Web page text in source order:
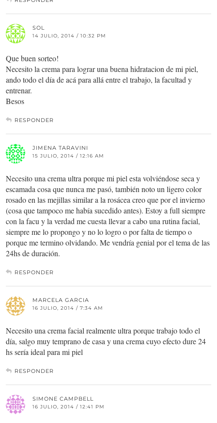
SOL
14 JULIO, 2014 / 10:32 PM
Que buen sorteo!
Necesito la crema para lograr una buena hidratacion de mi piel,
ando todo el día de acá para allá entre el trabajo, la facultad y
entrenar.
Besos
RESPONDER
JIMENA TARAVINI
15 JULIO, 2014 / 12:16 AM
Necesito una crema ultra porque mi piel esta volviéndose seca y
escamada cosa que nunca me pasó, también noto un ligero color
rosado en las mejillas similar a la rosácea creo que por el invierno
(cosa que tampoco me había sucedido antes). Estoy a full siempre
con la facu y la verdad me cuesta llevar a cabo una rutina facial,
siempre me lo propongo y no lo logro o por falta de tiempo o
porque me termino olvidando. Me vendría genial por el tema de las
24hs de duración.
RESPONDER
MARCELA GARCIA
16 JULIO, 2014 / 7:34 AM
Necesito una crema facial realmente ultra porque trabajo todo el
día, salgo muy temprano de casa y una crema cuyo efecto dure 24
hs sería ideal para mi piel
RESPONDER
SIMONE CAMPBELL
16 JULIO, 2014 / 12:41 PM